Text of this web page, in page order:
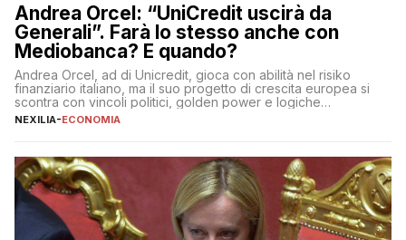
Andrea Orcel: “UniCredit uscirà da
Generali”. Farà lo stesso anche con
Mediobanca? E quando?
Andrea Orcel, ad di Unicredit, gioca con abilità nel risiko
finanziario italiano, ma il suo progetto di crescita europea si
scontra con vincoli politici, golden power e logiche
protezionistiche. Orcel e la mossa su Generali Andrea Orcel,
NEXILIA-ECONOMIA